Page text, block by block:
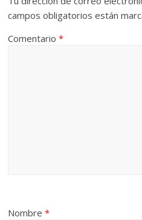
campos obligatorios están
Comentario*
Nombre*